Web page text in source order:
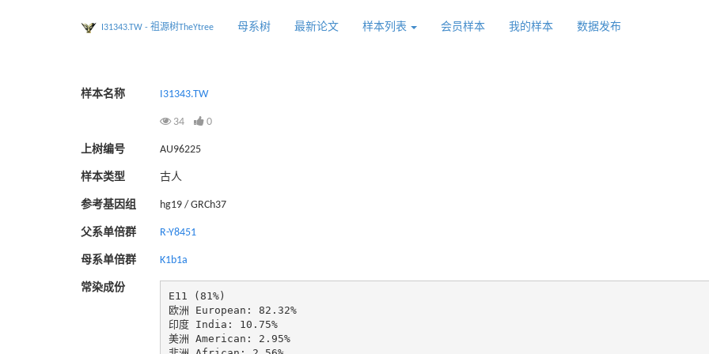
I31343.TW - 祖源树TheYtree 母系树 最新论文 样本列表 会员样本 我的样本 数据发布
样本名称 I31343.TW
34 0
上树编号 AU96225
样本类型 古人
参考基因组 hg19 / GRCh37
父系单倍群 R-Y8451
母系单倍群 K1b1a
常染成份
E11 (81%)
欧洲 European: 82.32%
印度 India: 10.75%
美洲 American: 2.95%